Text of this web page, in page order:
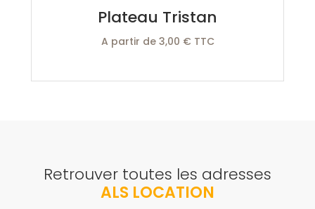
Plateau Tristan
A partir de 3,00 € TTC
Retrouver toutes les adresses
ALS LOCATION